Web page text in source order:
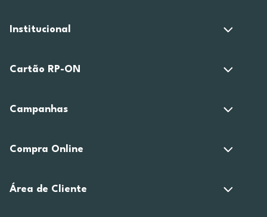
Institucional
Cartão RP-ON
Campanhas
Compra Online
Área de Cliente